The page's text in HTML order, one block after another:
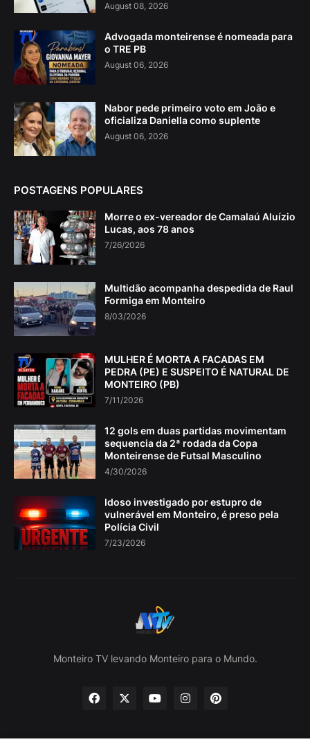
August 08, 2026
Advogada monteirense é nomeada para
o TRE PB
August 06, 2026
Nabor pede primeiro voto em João e
oficializa Daniella como suplente
August 06, 2026
POSTAGENS POPULARES
Morre o ex-vereador de Camalaú Aluízio
Lucas, aos 78 anos
7/26/2026
Multidão acompanha despedida de Raul
Formiga em Monteiro
8/03/2026
MULHER É MORTA A FACADAS EM
PEDRA (PE) E SUSPEITO É NATURAL DE
MONTEIRO (PB)
7/11/2026
12 gols em duas partidas movimentam
sequencia da 2ª rodada da Copa
Monteirense de Futsal Masculino
4/30/2026
Idoso investigado por estupro de
vulnerável em Monteiro, é preso pela
Polícia Civil
7/23/2026
Monteiro TV levando Monteiro para o Mundo.